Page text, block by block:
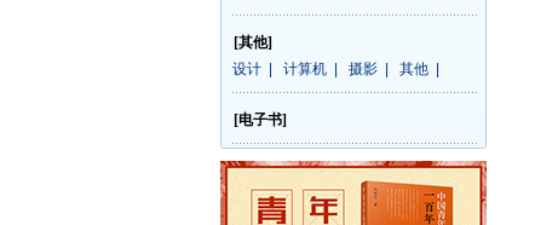
[其他]
设计
计算机 摄影 其他
[电子书]